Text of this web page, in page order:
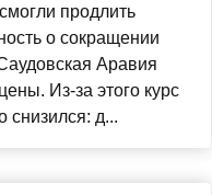
продлить
о сокращении
Аравия
Из-за этого курс
снизился: д...